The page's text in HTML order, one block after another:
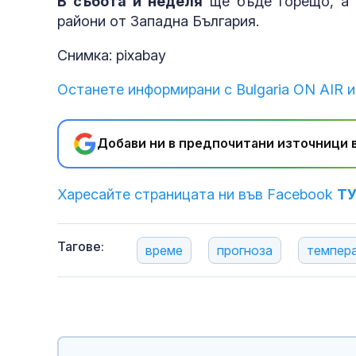
райони от Западна България.
Снимка: pixabay
Останете информирани с Bulgaria ON AIR
Добави ни в предпочитани източници
Харесайте страницата ни във Facebook
Тагове: време прогноза